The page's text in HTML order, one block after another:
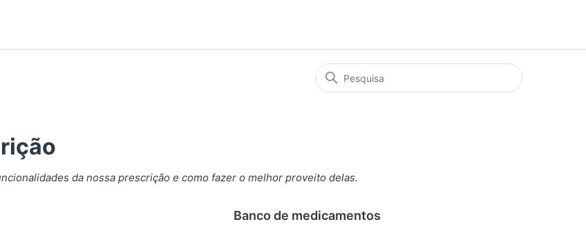
da nossa prescrição e como fazer o melhor proveito delas.
Banco de medicamentos